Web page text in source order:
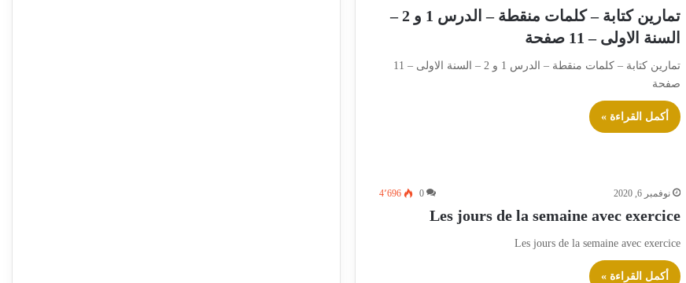
تمارين كتابة – كلمات منقطة – الدرس 1 و 2 –
السنة الاولى – 11 صفحة
تمارين كتابة – كلمات منقطة – الدرس 1 و 2 – السنة الاولى – 11
صفحة
أكمل القراءة »
نوفمبر 6, 2020 0 4٬696
Les jours de la semaine avec exercice
Les jours de la semaine avec exercice
أكمل القراءة »